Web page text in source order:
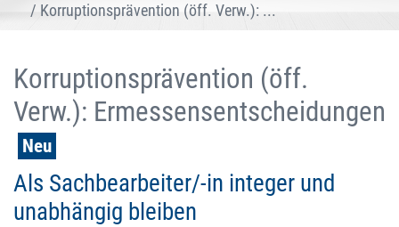
Korruptionsprävention (öff. Verw.): ...
Korruptionsprävention (öff.
Verw.): Ermessensentscheidungen
Neu
Als Sachbearbeiter/-in integer und
unabhängig bleiben